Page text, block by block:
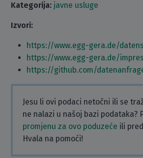
Kategorija: javne usluge
Izvori:
https://www.egg-gera.de/
https://www.egg-gera.de/
https://github.com/
Jesu li ovi podaci netočni ili se
ne nalazi u našoj bazi podataka?
promjenu za ovo poduzeće ili
Hvala na pomoći!